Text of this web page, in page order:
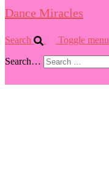
Dance Miracles
Search Toggle menu
Search…